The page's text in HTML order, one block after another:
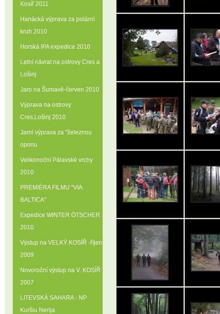
Kosíř 2011
Hanácká výprava za polární
kruh 2010
Horská IPA expedice 2010
Letní návrat na ostrovy Cres a
Lošinj
Jaro na Šumavě-červen 2010
Výprava na ostrovy
Cres‚Lošinj 2010
Jarní výprava za "železnou
oponu
Velikonoční Pálavské vrchy
2010
PREMIÉRA FILMU "VIA
BALTICA"
Expedice WINTER ÖTSCHER
2010
Výstup na VELKÝ KOSÍŘ -říjen
2009
Novoroční výstup na V. KOSÍŘ
2007
LITEVSKÁ SAHARA - NP
Kuršiu Nerija